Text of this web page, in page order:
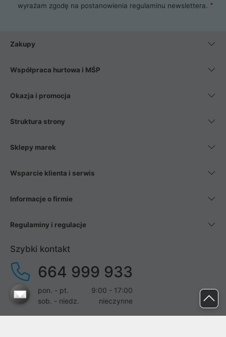
wyrażam zgodę na postanowienia regulaminu newslettera.
Zakupy
Współpraca hurtowa i MŚP
Okazja i promocja
Struktura strony
Sklepy marek
Wsparcie klienta i serwis
Informacje o firmie
Regulaminy i regulacje
Szybki kontakt
664 999 933
pon. - pt.
9:00 - 17:00
sob. - niedz.
nieczynne